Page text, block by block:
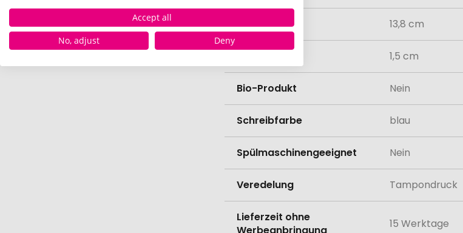
Länge 13,8 cm
1,5 cm
Bio-Produkt Nein
Schreibfarbe blau
Spülmaschinengeeignet Nein
Veredelung Tampondruck
Lieferzeit ohne
15 Werktage
Accept all
No, adjust
Deny